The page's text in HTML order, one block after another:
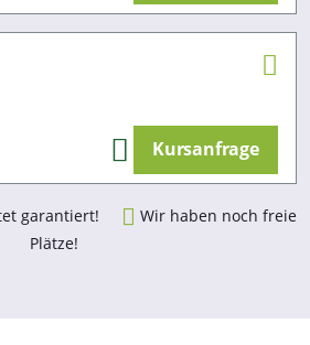
Kursanfrage
garantiert!
Wir haben noch freie
Plätze!